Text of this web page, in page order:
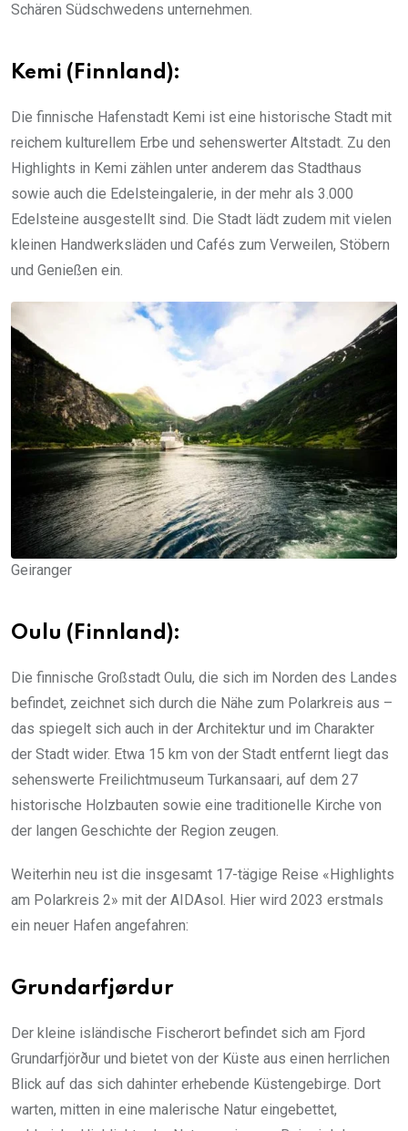
Schären Südschwedens unternehmen.
Kemi (Finnland):
Die finnische Hafenstadt Kemi ist eine historische Stadt mit
reichem kulturellem Erbe und sehenswerter Altstadt. Zu den
Highlights in Kemi zählen unter anderem das Stadthaus
sowie auch die Edelsteingalerie, in der mehr als 3.000
Edelsteine ausgestellt sind. Die Stadt lädt zudem mit vielen
kleinen Handwerksläden und Cafés zum Verweilen, Stöbern
und Genießen ein.
Geiranger
Oulu (Finnland):
Die finnische Großstadt Oulu, die sich im Norden des Landes
befindet, zeichnet sich durch die Nähe zum Polarkreis aus –
das spiegelt sich auch in der Architektur und im Charakter
der Stadt wider. Etwa 15 km von der Stadt entfernt liegt das
sehenswerte Freilichtmuseum Turkansaari, auf dem 27
historische Holzbauten sowie eine traditionelle Kirche von
der langen Geschichte der Region zeugen.
Weiterhin neu ist die insgesamt 17-tägige Reise «Highlights
am Polarkreis 2» mit der AIDAsol. Hier wird 2023 erstmals
ein neuer Hafen angefahren:
Grundarfjørdur
Der kleine isländische Fischerort befindet sich am Fjord
Grundarfjörður und bietet von der Küste aus einen herrlichen
Blick auf das sich dahinter erhebende Küstengebirge. Dort
warten, mitten in eine malerische Natur eingebettet,